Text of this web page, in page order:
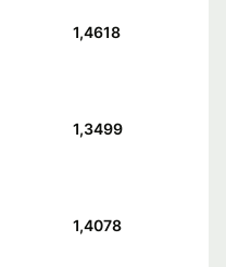
1,4618
1,3499
1,4078